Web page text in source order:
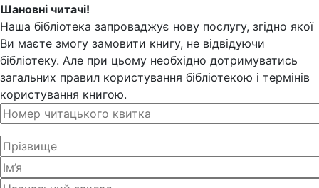
Шановні читачі!
Наша бібліотека запроваджує нову послугу, згідно якої
Ви маєте змогу замовити книгу, не відвідуючи
бібліотеку. Але при цьому необхідно дотримуватись
загальних правил користування бібліотекою і термінів
користування книгою.